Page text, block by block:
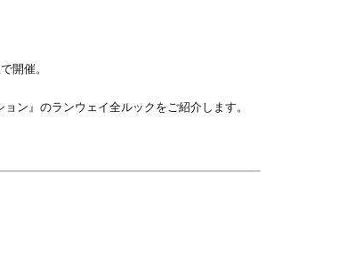
開催。
ン』のランウェイ全ルックをご紹介します。